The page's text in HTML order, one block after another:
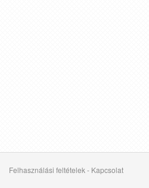
Felhasználási feltételek- Kapcsolat